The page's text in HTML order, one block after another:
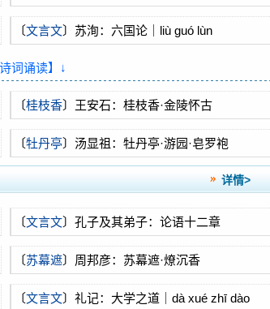
〔文言文〕苏洵：六国论｜liù guó lùn
词诵读】↓
〔桂枝香〕王安石：桂枝香·金陵怀古
〔牡丹亭〕汤显祖：牡丹亭·游园·皂罗袍
详情>
〔文言文〕孔子及其弟子：论语十二章
〔苏幕遮〕周邦彦：苏幕遮·燎沉香
〔文言文〕礼记：大学之道｜dà xué zhī dào